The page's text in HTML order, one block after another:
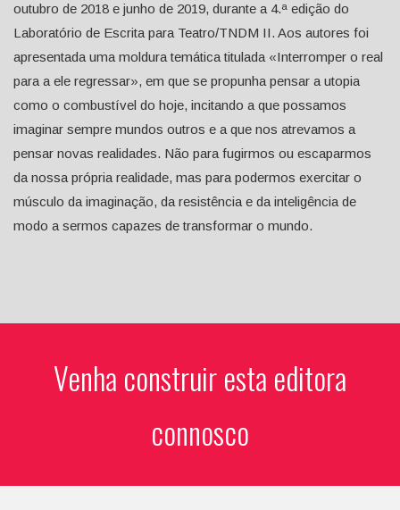
outubro de 2018 e junho de 2019, durante a 4.ª edição do
Laboratório de Escrita para Teatro/TNDM II. Aos autores foi
apresentada uma moldura temática titulada «Interromper o real
para a ele regressar», em que se propunha pensar a utopia
como o combustível do hoje, incitando a que possamos
imaginar sempre mundos outros e a que nos atrevamos a
pensar novas realidades. Não para fugirmos ou escaparmos
da nossa própria realidade, mas para podermos exercitar o
músculo da imaginação, da resistência e da inteligência de
modo a sermos capazes de transformar o mundo.
Venha construir esta editora
connosco